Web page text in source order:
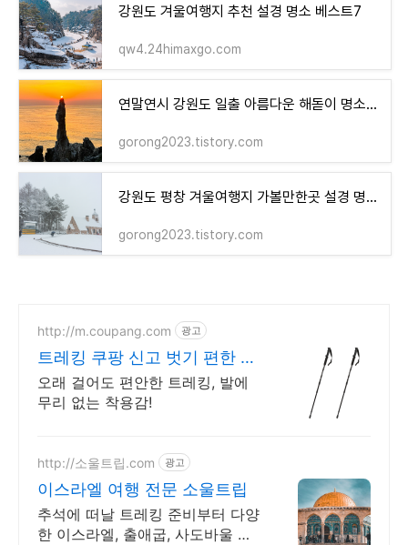
강원도 겨울여행지 추천 설경 명소 베스트7
qw4.24himaxgo.com
연말연시 강원도 일출 아름다운 해돋이 명소 일출 시간
gorong2023.tistory.com
강원도 평창 겨울여행지 가볼만한곳 설경 명소 베스트7
gorong2023.tistory.com
http://m.coupang.com 광고
트레킹 쿠팡 신고 벗기 편한 다
이얼
오래 걸어도 편안한 트레킹, 발에
무리 없는 착용감!
http://소울트립.com 광고
이스라엘 여행 전문 소울트립
추석에 떠날 트레킹 준비부터 다양
한 이스라엘, 출애굽, 사도바울 성